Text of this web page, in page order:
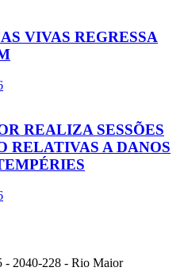
VIVAS REGRESSA
REALIZA SESSÕES
RELATIVAS A DANOS
- 2040-228 - Rio Maior